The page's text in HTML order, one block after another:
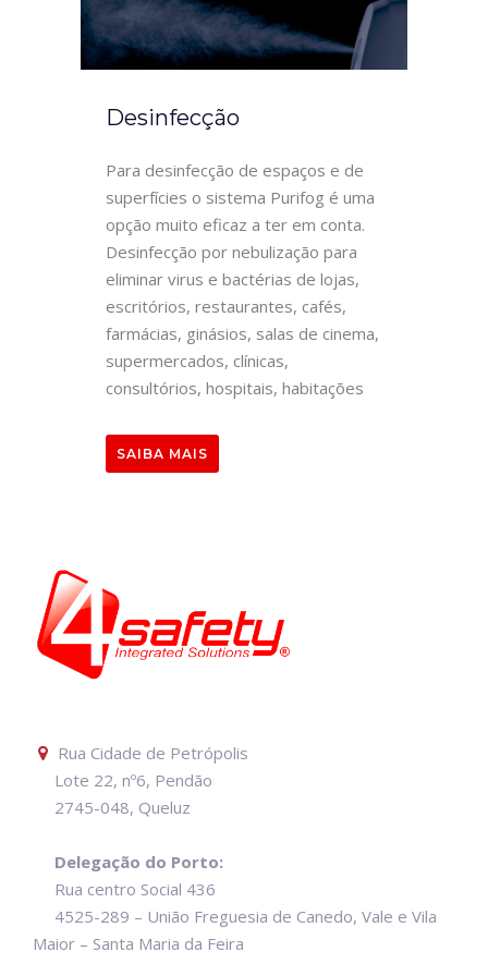
Desinfecção
Para desinfecção de espaços e de
superfícies o sistema Purifog é uma
opção muito eficaz a ter em conta.
Desinfecção por nebulização para
eliminar virus e bactérias de lojas,
escritórios, restaurantes, cafés,
farmácias, ginásios, salas de cinema,
supermercados, clínicas,
consultórios, hospitais, habitações
SAIBA MAIS
Rua Cidade de Petrópolis
Lote 22, nº6, Pendão
2745-048, Queluz
Delegação do Porto:
Rua centro Social 436
4525-289 – União Freguesia de Canedo, Vale e Vila
Maior – Santa Maria da Feira